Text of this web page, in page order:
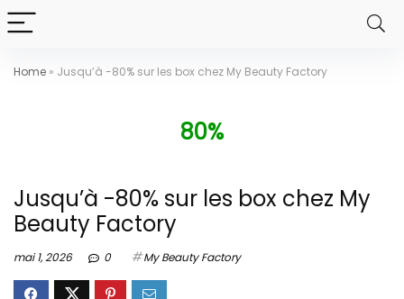
Home » Jusqu’à -80% sur les box chez My Beauty Factory
80%
Jusqu’à -80% sur les box chez My
Beauty Factory
mai 1, 2026 0 My Beauty Factory